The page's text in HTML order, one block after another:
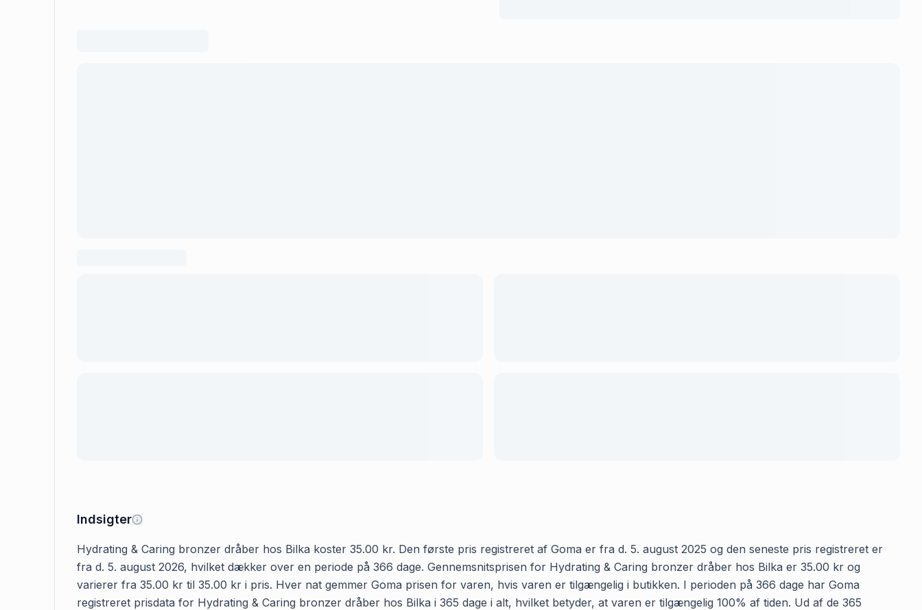
Indsigter
Hydrating & Caring bronzer dråber hos Bilka koster 35.00 kr. Den første pris registreret af Goma er fra d. 5. august 2025 og den seneste pris registreret er
fra d. 5. august 2026, hvilket dækker over en periode på 366 dage. Gennemsnitsprisen for Hydrating & Caring bronzer dråber hos Bilka er 35.00 kr og
varierer fra 35.00 kr til 35.00 kr i pris. Hver nat gemmer Goma prisen for varen, hvis varen er tilgængelig i butikken. I perioden på 366 dage har Goma
registreret prisdata for Hydrating & Caring bronzer dråber hos Bilka i 365 dage i alt, hvilket betyder, at varen er tilgængelig 100% af tiden. Ud af de 365